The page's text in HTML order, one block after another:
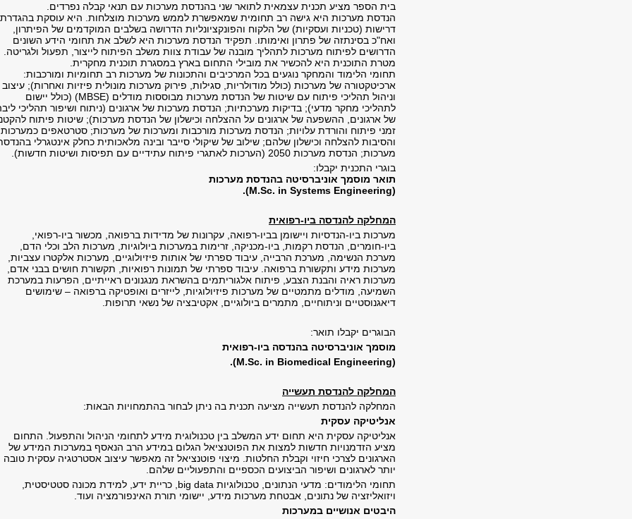
בית הספר מציע תכנית עצמאית לתואר שני בהנדסת מערכות עם תנאי קבלה נפרדים.
הנדסת מערכות היא גישה רב תחומית שמאפשרת לממש מערכות מוצלחות. היא עוסקת בהגדרת
דרישות (טכניות ועסקיות) של הלקוח והפונקציונליות הדרושה בשלבים המוקדמים של הפיתרון,
ואח"כ בסינתזה של פתרון ואימותו. תפקיד הנדסת מערכות היא לשלב את תחומי הידע השונים
הדרושים לפיתוח מערכות לתהליך מובנה של עבודת צוות משלב הפיתוח לייצור, תפעול ולגריטה.
מטרת התוכנית היא להכשיר את מובילי התחום בארץ במסגרת תוכנית מחקרית.
תחומי הלימוד והמחקר נוגעים בכל המרכיבים והתכונות של מערכות רב תחומיות ומורכבות:
ארכיטקטורה של מערכות (כולל מודולריות, סגילות, פירוק מערכות מונולית פיזיות ואחרות); עיצוב
וניהול תהליכי פיתוח עם שיטות של הנדסת מערכות מבוססות מודלים (MBSE) (כולל יישום
לתהליכי מחקר מדעי); בדיקות מערכתיות; הנדסת מערכות של ארגונים (ניתוח ושיפור תהליכי
של ארגונים, ההשפעה של ארגונים על ההצלחה וכישלון של הנדסת מערכות); שיטות פיתוח
זמני פיתוח והורדת עלויות; הנדסת מערכות מורכבות ומערכות של מערכות; סטרטאפים כמערכות
והסיבות להצלחה וכישלון שלהם; שילוב של שיקולי סייבר ובינה מלאכותית כחלק אינטגרלי
מערכות; הנדסת מערכות 2050 (הערכות לאתגרי פיתוח עתידיים עם תפיסות ושיטות חדשות).
בוגרי התכנית יקבלו:
תואר מוסמך אוניברסיטה בהנדסת מערכות
(M.Sc. in Systems Engineering).
המחלקה להנדסה ביו-רפואית
מערכות ביו-הנדסיות ויישומן בביו-רפואה, עקרונות של מדידות ברפואה, מכשור ביו-רפואי,
ביו-חומרים, הנדסת רקמות, ביו-מכניקה, זרימות במערכות ביולוגיות, מערכות הלב וכלי הדם,
מערכת הנשימה, מערכת הרבייה, עיבוד ספרתי של אותות פיזיולוגיים, מערכות אלקטרו עצביות,
מערכות מידע ותקשורת ברפואה. עיבוד ספרתי של תמונות רפואיות, תקשורת חושים בבני אדם,
מערכות ראיה והבנת הצבע, פיתוח אלגוריתמים בהשראת מנגנונים ראייתיים, הפרעות במערכת
השמיעה, מודלים מתמטיים של מערכות פיזיולוגיות, לייזרים ואופטיקה ברפואה – שימושים
דיאגנוסטיים וניתוחיים, מתמרים ביולוגיים, אקטיבציה של נשאי תרופות.
הבוגרים יקבלו תואר:
מוסמך אוניברסיטה בהנדסה ביו-רפואית
(
M.Sc. in Biomedical Engineering
).
המחלקה להנדסת תעשייה
המחלקה להנדסת תעשייה מציעה תכנית בה ניתן לבחור בהתמחויות הבאות:
אנליטיקה עסקית
אנליטיקה עסקית היא תחום ידע המשלב בין טכנולוגית מידע לתחומי הניהול והתפעול. התחום
מציע הזדמנויות חדשות למצות את הפוטנציאל הגלום במידע הרב הנאסף במערכות המידע של
הארגונים לצרכי חיזוי וקבלת החלטות. מיצוי פוטנציאל זה מאפשר עיצוב אסטרטגיה עסקית טובה
יותר לארגונים ושיפור הביצועים הכספיים והתפעוליים שלהם.
תחומי הלימודים: מדעי הנתונים, טכנולוגיות big data , כריית ידע, למידת מכונה סטטיסטית,
ויזואליזציה של נתונים, אבטחת מערכות מידע, יישומי תורת האינפורמציה ועוד.
היבטים אנושיים במערכות